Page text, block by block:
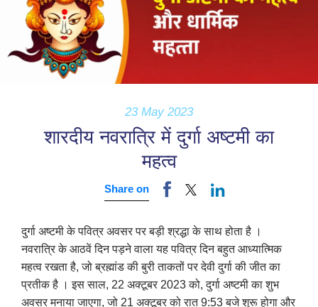
23 May 2023
शारदीय नवरात्रि में दुर्गा अष्टमी का
महत्व
Share on
दुर्गा अष्टमी के पवित्र अवसर पर बड़ी श्रद्धा के साथ होता है ।
नवरात्रि के आठवें दिन पड़ने वाला यह पवित्र दिन बहुत आध्यात्मिक
महत्व रखता है, जो ब्रह्मांड की बुरी ताकतों पर देवी दुर्गा की जीत का
प्रतीक है । इस साल, 22 अक्टूबर 2023 को, दुर्गा अष्टमी का शुभ
अवसर मनाया जाएगा, जो 21 अक्टूबर को रात 9:53 बजे शुरू होगा और